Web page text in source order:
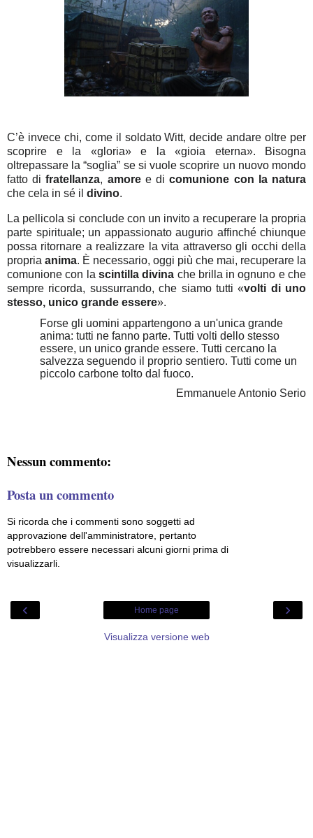
C’è invece chi, come il soldato Witt, decide andare oltre per
scoprire e la «gloria» e la «gioia eterna». Bisogna
oltrepassare la “soglia” se si vuole scoprire un nuovo mondo
fatto difratellanza, amore e dicomunione con la natura
che cela in sé il divino.
La pellicola si conclude con un invito a recuperare la propria
parte spirituale; un appassionato augurio affinché chiunque
possa ritornare a realizzare la vita attraverso gli occhi della
propria anima. È necessario, oggi più che mai, recuperare la
comunione con la scintilla divina che brilla in ognuno e che
sempre ricorda, sussurrando, che siamo tutti «volti di uno
stesso, unico grande essere».
Forse gli uomini appartengono a un'unica grande
anima: tutti ne fanno parte. Tutti volti dello stesso
essere, un unico grande essere. Tutti cercano la
salvezza seguendo il proprio sentiero. Tutti come un
piccolo carbone tolto dal fuoco.
Emmanuele Antonio Serio
Nessun commento:
Posta un commento
Si ricorda che i commenti sono soggetti ad
approvazione dell'amministratore, pertanto
potrebbero essere necessari alcuni giorni prima di
visualizzarli.
‹ ›
Home page
Visualizza versione web